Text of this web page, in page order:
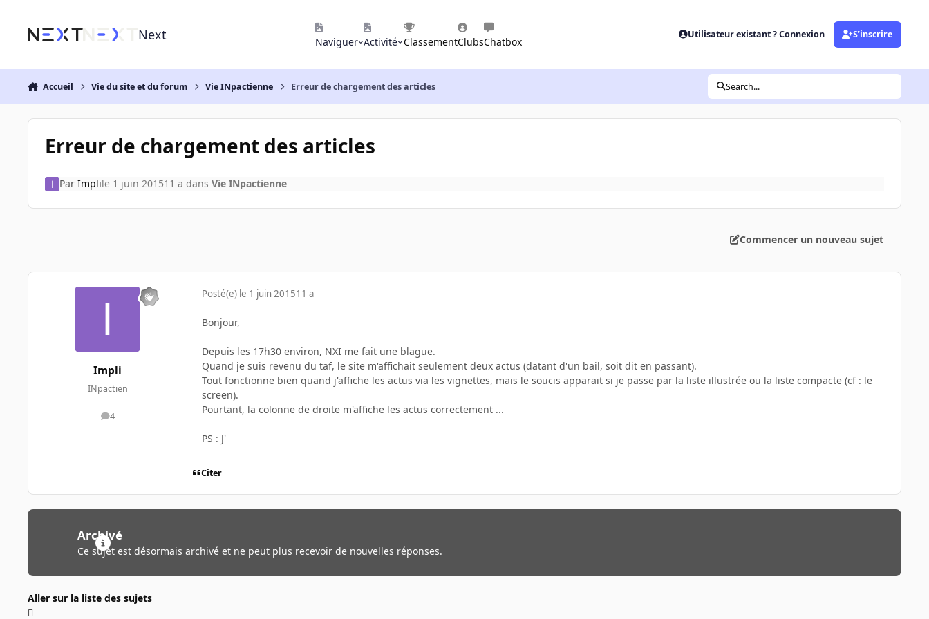
Next Naviguer Activité ClassementClubsChatbox
Utilisateur existant ? Connexion S’inscrire
Accueil Vie du site et du forum Vie INpactienne Erreur de chargement des articles Search...
Erreur de chargement des articles
Par Implile 1 juin 201511 a dans Vie INpactienne
Commencer un nouveau sujet
Impli
INpactien
4
messages
Posté(e) le 1 juin 201511 a
Bonjour,
Depuis les 17h30 environ, NXI me fait une blague.
Quand je suis revenu du taf, le site m'affichait seulement deux actus (datant d'un bail, soit dit en passant).
Tout fonctionne bien quand j'affiche les actus via les vignettes, mais le soucis apparait si je passe par la liste illustrée ou la liste compacte (cf : le
screen).
Pourtant, la colonne de droite m'affiche les actus correctement ...
PS : J'
Citer
Archivé
Ce sujet est désormais archivé et ne peut plus recevoir de nouvelles réponses.
Aller sur la liste des sujets